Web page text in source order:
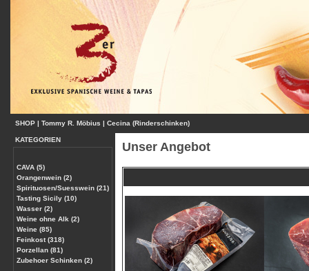
SHOP | Tommy R. Möbius | Cecina (Rinderschinken)
KATEGORIEN
CAVA (5)
Orangenwein (2)
Spirituosen/Suesswein (21)
Tasting Sicily (10)
Wasser (2)
Weine ohne Alk (2)
Weine (85)
Feinkost (318)
Porzellan (81)
Zubehoer Schinken (2)
Unser Angebot